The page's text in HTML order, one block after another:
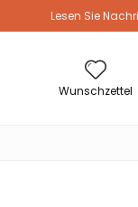
Lesen Sie
Wunschzettel